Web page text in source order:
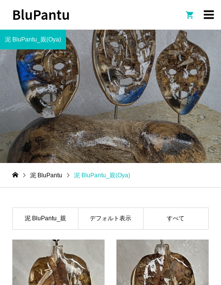
BluPantu 
泥 BluPantu_親(Oya)
泥 BluPantu 泥 BluPantu_親(Oya)
泥 BluPantu_親
(Oya)
デフォルト表示 すべて